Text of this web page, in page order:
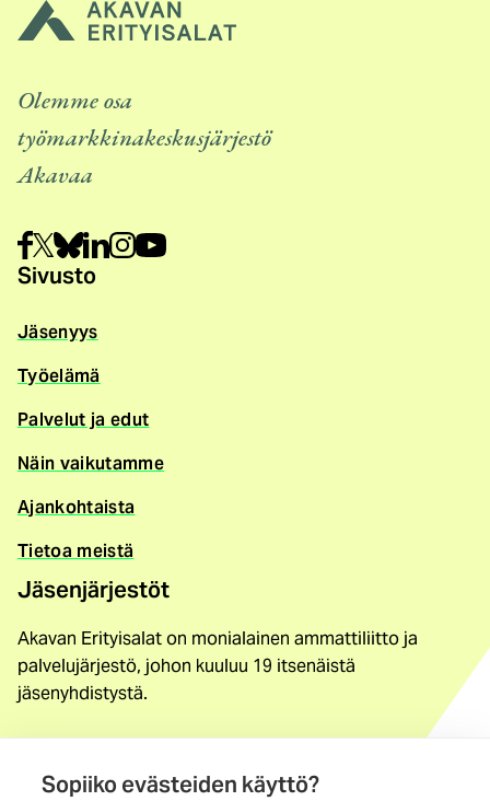
Sopiiko evästeiden käyttö?
Olemme osa
työmarkkinakeskusjärjestö
Akavaa
Sivusto
Jäsenyys
Työelämä
Palvelut ja edut
Näin vaikutamme
Ajankohtaista
Tietoa meistä
Jäsenjärjestöt
Akavan Erityisalat on monialainen ammattiliitto ja
palvelujärjestö, johon kuuluu 19 itsenäistä
jäsenyhdistystä.
Yhteystiedot